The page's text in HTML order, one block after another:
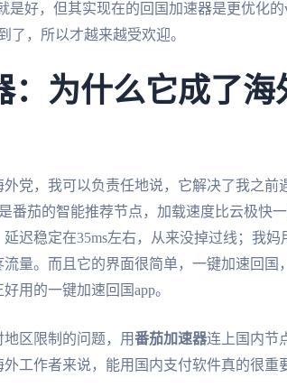
是好，但其实现在的回国加速器是更优化的
了，所以才越来越受欢迎。
：为什么它成了海
外党，我可以负责任地说，它解决了我之前
番茄的智能推荐节点，加载速度比云极快
迟稳定在35ms左右，从来没掉过线；我妈
量。而且它的界面很简单，一键加速回国
用的一键加速回国app。
区限制的问题，用番茄加速器连上国内节
工作者来说，能用国内支付软件真的很重